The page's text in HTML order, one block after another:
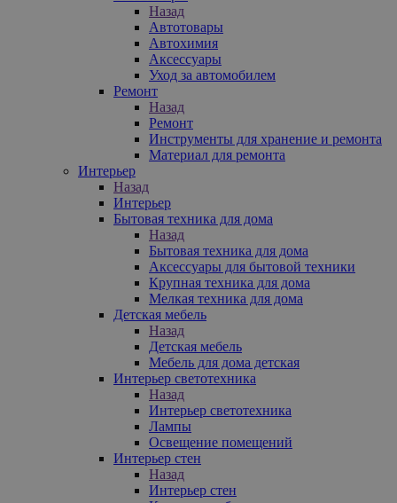
Назад
Автотовары
Автохимия
Аксессуары
Уход за автомобилем
Ремонт
Назад
Ремонт
Инструменты для хранение и ремонта
Материал для ремонта
Интерьер
Назад
Интерьер
Бытовая техника для дома
Назад
Бытовая техника для дома
Аксессуары для бытовой техники
Крупная техника для дома
Мелкая техника для дома
Детская мебель
Назад
Детская мебель
Мебель для дома детская
Интерьер светотехника
Назад
Интерьер светотехника
Лампы
Освещение помещений
Интерьер стен
Назад
Интерьер стен